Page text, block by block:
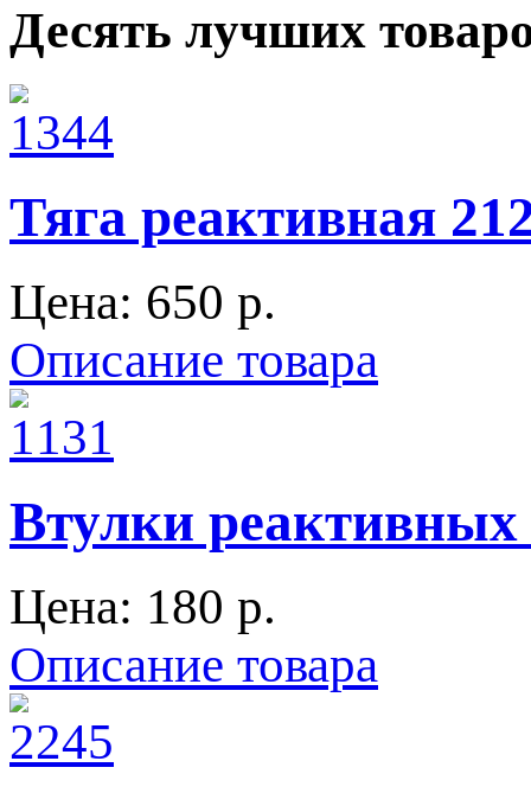
Десять лучших
Тяга реактивная
Цена: 650 p.
Описание товара
Втулки реактивных
Цена: 180 p.
Описание товара